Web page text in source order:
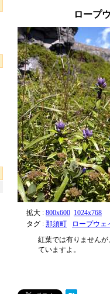
ロープ
拡大 : 800x600 1024x768
タグ : 那須町
ロープウェ
紅葉では有りません
ていますよ。